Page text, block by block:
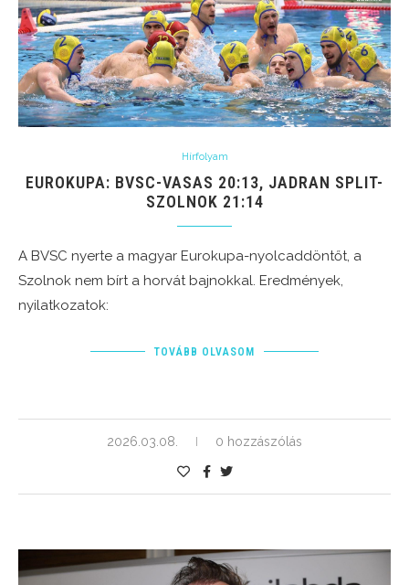
Hírfolyam
EUROKUPA: BVSC-VASAS 20:13, JADRAN SPLIT-
SZOLNOK 21:14
A BVSC nyerte a magyar Eurokupa-nyolcaddöntőt, a
Szolnok nem bírt a horvát bajnokkal. Eredmények,
nyilatkozatok:
TOVÁBB OLVASOM
2026.03.08. 0 hozzászólás